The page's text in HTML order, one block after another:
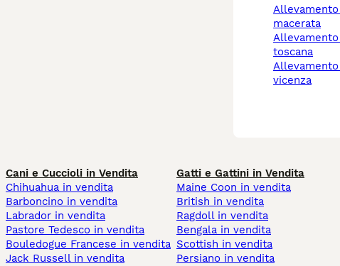
allevamento cani
macerata
allevamento cani
toscana
allevamento cani
vicenza
Cani e Cuccioli in Vendita
Chihuahua in vendita
Barboncino in vendita
Labrador in vendita
Pastore Tedesco in vendita
Bouledogue Francese in vendita
Jack Russell in vendita
Gatti e Gattini in Vendita
Maine Coon in vendita
British in vendita
Ragdoll in vendita
Bengala in vendita
Scottish in vendita
Persiano in vendita